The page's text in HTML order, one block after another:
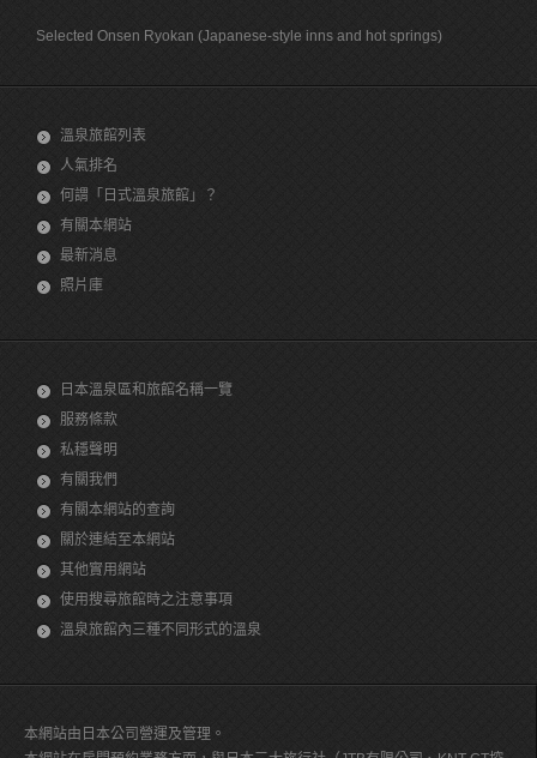
Selected Onsen Ryokan (Japanese-style inns and hot springs)
溫泉旅館列表
人氣排名
何謂「日式溫泉旅館」？
有關本網站
最新消息
照片庫
日本溫泉區和旅館名稱一覽
服務條款
私穩聲明
有關我們
有關本網站的查詢
關於連結至本網站
其他實用網站
使用搜尋旅館時之注意事項
溫泉旅館內三種不同形式的溫泉
本網站由日本公司營運及管理。